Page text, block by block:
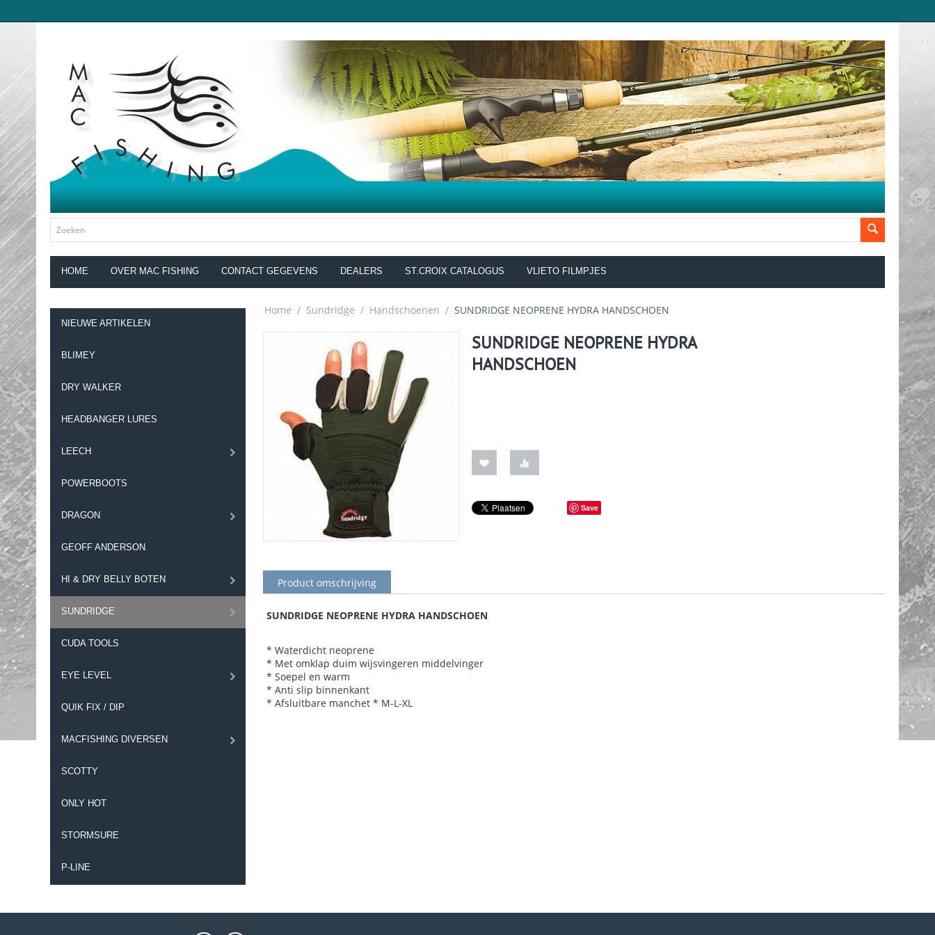
HOME OVER MAC FISHING CONTACT GEGEVENS DEALERS ST.CROIX CATALOGUS VLIETO FILMPJES
NIEUWE ARTIKELEN
BLIMEY
DRY WALKER
HEADBANGER LURES
LEECH
POWERBOOTS
DRAGON
GEOFF ANDERSON
HI & DRY BELLY BOTEN
SUNDRIDGE
CUDA TOOLS
EYE LEVEL
QUIK FIX / DIP
MACFISHING DIVERSEN
SCOTTY
ONLY HOT
STORMSURE
P-LINE
Home / Sundridge / Handschoenen / SUNDRIDGE NEOPRENE HYDRA HANDSCHOEN
SUNDRIDGE NEOPRENE HYDRA
HANDSCHOEN
Save
Product omschrijving
SUNDRIDGE NEOPRENE HYDRA HANDSCHOEN
* Waterdicht neoprene
* Met omklap duim wijsvingeren middelvinger
* Soepel en warm
* Anti slip binnenkant
* Afsluitbare manchet * M-L-XL